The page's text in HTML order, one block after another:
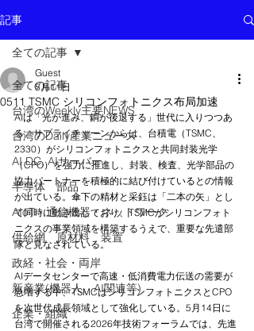
記事
全ての記事
台湾のWeekly主要NEWS
台湾のDaily産業ニュース
AI DC, AIサーバー
半導体 部品
AIoT・通信機器・ネットワーク
供給網 原材料 装置
政経・社会・両岸
新産業(機器人、AI関連等)
企業・組織
全ての記事
0511 TSMC シリコンフォトニクス布局加速
Guest
5月11日
AIは「光が進み、銅が後退する」世代に入りつつあ
る。サプライチェーンからは、台積電（TSMC、
2330）がシリコンフォトニクスと共同封装光学
（CPO）を強力に推進し、封装、検査、光学部品の
協力パートナーを積極的に結び付けているとの情報
が出ている。傘下の精材と采鈺は「二本の矢」とし
て同時に動き出しており、TSMCがシリコンフォト
ニクスの事業領域を構築するうえで、重要な先遣部
隊と見なされている。
AIデータセンターで高速・低消費電力伝送の需要が
急増する中、TSMCはシリコンフォトニクスとCPO
を次世代成長領域として強化している。5月14日に
台湾で開催される2026年技術フォーラムでは、先進